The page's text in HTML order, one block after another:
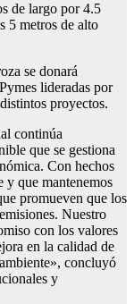
de largo por 4.5
5 metros de alto
se donará
lideradas por
proyectos.
continúa
que se gestiona
Con hechos
y que mantenemos
promueven que los
Nuestro
con los valores
en la calidad de
concluyó
y